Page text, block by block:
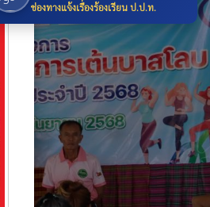
ช่องทางแจ้งเรื่องร้องเรียน ป.ป.ท.